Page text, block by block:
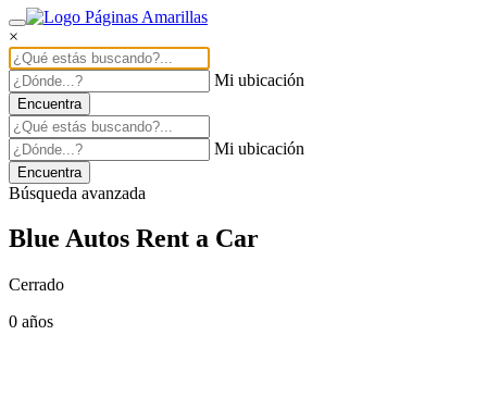
×
Mi ubicación
Encuentra
Mi ubicación
Encuentra
Búsqueda avanzada
Blue Autos Rent a Car
Cerrado
0 años